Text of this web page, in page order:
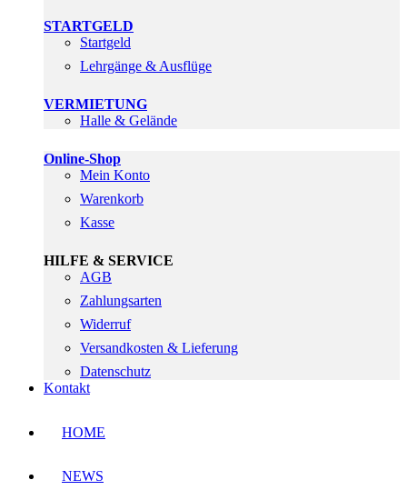
STARTGELD
Startgeld
Lehrgänge & Ausflüge
VERMIETUNG
Halle & Gelände
Online-Shop
Mein Konto
Warenkorb
Kasse
HILFE & SERVICE
AGB
Zahlungsarten
Widerruf
Versandkosten & Lieferung
Datenschutz
Kontakt
HOME
NEWS